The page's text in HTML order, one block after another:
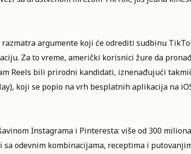
razmatra argumente koji će odrediti sudbinu
Za to vreme, američki korisnici žure da
Reels bili prirodni kandidati, iznenađujući
koji se popio na vrh besplatnih aplikacija na
Instagrama i Pinteresta: više od 300
odevnim kombinacijama, receptima i